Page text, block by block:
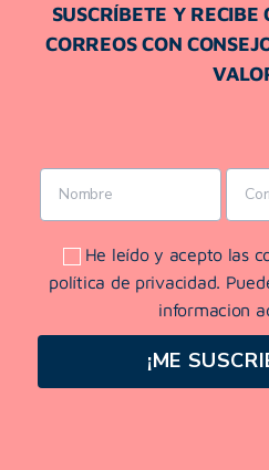
SUSCRÍBETE Y RECIBE
CORREOS CON
He leído y acepto las
política de privacidad.
informacion
¡ME